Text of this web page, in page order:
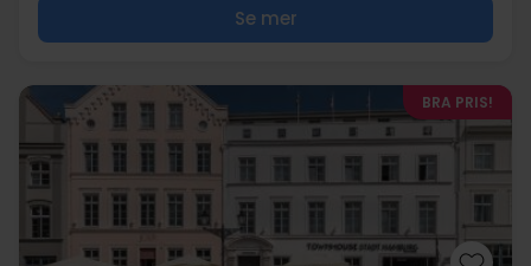
Se mer
BRA PRIS!